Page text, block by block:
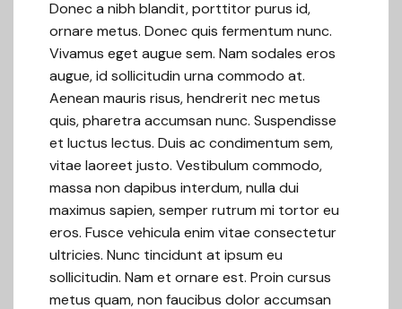
Donec a nibh blandit, porttitor purus id,
ornare metus. Donec quis fermentum nunc.
Vivamus eget augue sem. Nam sodales eros
augue, id sollicitudin urna commodo at.
Aenean mauris risus, hendrerit nec metus
quis, pharetra accumsan nunc. Suspendisse
et luctus lectus. Duis ac condimentum sem,
vitae laoreet justo. Vestibulum commodo,
massa non dapibus interdum, nulla dui
maximus sapien, semper rutrum mi tortor eu
eros. Fusce vehicula enim vitae consectetur
ultricies. Nunc tincidunt at ipsum eu
sollicitudin. Nam et ornare est. Proin cursus
metus quam, non faucibus dolor accumsan